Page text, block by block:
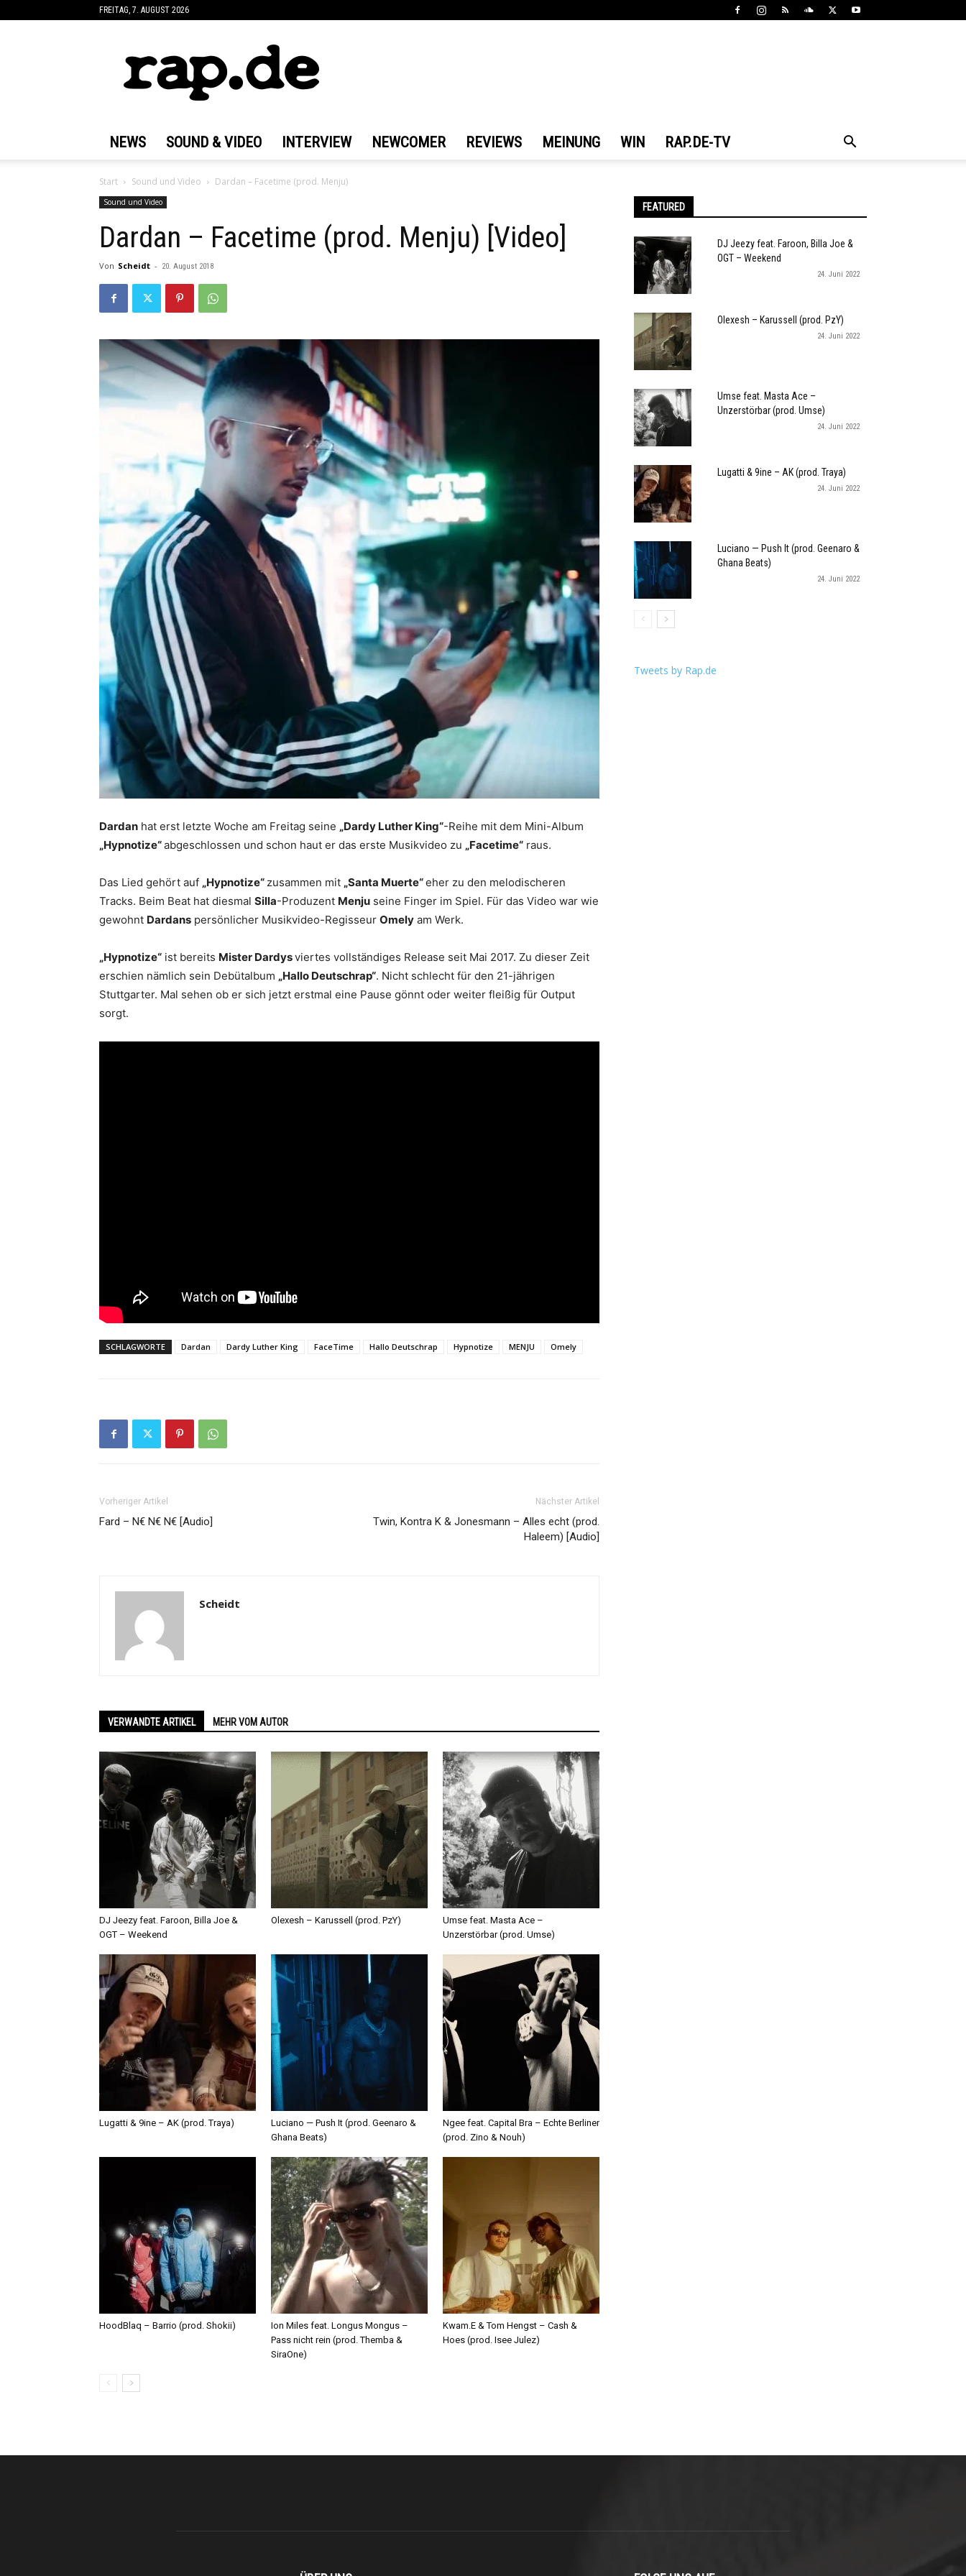
FREITAG, 7. AUGUST 2026
NEWS SOUND & VIDEO INTERVIEW NEWCOMER REVIEWS MEINUNG WIN RAP.DE-TV
Start Sound und Video Dardan – Facetime (prod. Menju)
Sound und Video
Dardan – Facetime (prod. Menju) [Video]
Von Scheidt - 20. August 2018
Dardan hat erst letzte Woche am Freitag seine „Dardy Luther King“-Reihe mit dem Mini-Album
„Hypnotize“abgeschlossen und schon haut er das erste Musikvideo zu „Facetime“ raus.
Das Lied gehört auf „Hypnotize“ zusammen mit „Santa Muerte“eher zu den melodischeren
Tracks. Beim Beat hat diesmal Silla-Produzent Menju seine Finger im Spiel. Für das Video war wie
gewohnt Dardans persönlicher Musikvideo-Regisseur Omely am Werk.
„Hypnotize“ ist bereits Mister Dardysviertes vollständiges Release seit Mai 2017. Zu dieser Zeit
erschien nämlich sein Debütalbum „Hallo Deutschrap“. Nicht schlecht für den 21-jährigen
Stuttgarter. Mal sehen ob er sich jetzt erstmal eine Pause gönnt oder weiter fleißig für Output
sorgt.
SCHLAGWORTE Dardan Dardy Luther King FaceTime Hallo Deutschrap Hypnotize MENJU Omely
Vorheriger Artikel
Fard – N€ N€ N€ [Audio]
Nächster Artikel
Twin, Kontra K & Jonesmann – Alles echt (prod.
Haleem) [Audio]
Scheidt
VERWANDTE ARTIKEL MEHR VOM AUTOR
DJ Jeezy feat. Faroon, Billa Joe &
OGT – Weekend
Olexesh – Karussell (prod. PzY)
Umse feat. Masta Ace –
Unzerstörbar (prod. Umse)
Lugatti & 9ine – AK (prod. Traya)
Luciano — Push It (prod. Geenaro &
Ghana Beats)
Ngee feat. Capital Bra – Echte Berliner
(prod. Zino & Nouh)
HoodBlaq – Barrio (prod. Shokii)
Ion Miles feat. Longus Mongus –
Pass nicht rein (prod. Themba &
SiraOne)
Kwam.E & Tom Hengst – Cash &
Hoes (prod. Isee Julez)
FEATURED
DJ Jeezy feat. Faroon, Billa Joe &
OGT – Weekend
24. Juni 2022
Olexesh – Karussell (prod. PzY)
24. Juni 2022
Umse feat. Masta Ace –
Unzerstörbar (prod. Umse)
24. Juni 2022
Lugatti & 9ine – AK (prod. Traya)
24. Juni 2022
Luciano — Push It (prod. Geenaro &
Ghana Beats)
24. Juni 2022
Tweets by Rap.de